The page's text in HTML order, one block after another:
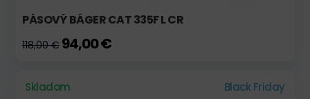
PÁSOVÝ BÁGER CAT 335F L CR
118,00 € 94,00 €
Skladom
Black Friday